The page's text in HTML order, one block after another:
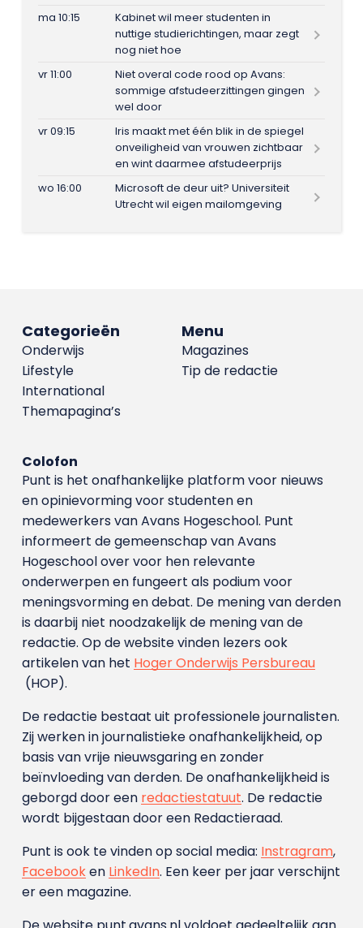
ma 10:15
Kabinet wil meer studenten in
nuttige studierichtingen, maar zegt
nog niet hoe
vr 11:00
Niet overal code rood op Avans:
sommige afstudeerzittingen gingen
wel door
vr 09:15
Iris maakt met één blik in de spiegel
onveiligheid van vrouwen zichtbaar
en wint daarmee afstudeerprijs
wo 16:00
Microsoft de deur uit? Universiteit
Utrecht wil eigen mailomgeving
Menu
Magazines
Tip de redactie
Categorieën
Onderwijs
Lifestyle
International
Themapagina’s
Colofon
Punt is het onafhankelijke platform voor nieuws
en opinievorming voor studenten en
medewerkers van Avans Hoge­school. Punt
informeert de gemeenschap van Avans
Hogeschool over voor hen relevante
onderwerpen en fungeert als podium voor
meningsvorming en debat. De mening van derden
is daarbij niet noodzakelijk de mening van de
redactie. Op de website vinden lezers ook
artikelen van het Hoger Onderwijs Persbureau
(HOP).
De redactie bestaat uit professionele journalisten.
Zij werken in journalistieke onafhankelijkheid, op
basis van vrije nieuwsgaring en zonder
beïnvloeding van derden. De onafhankelijkheid is
geborgd door een redactiestatuut. De redactie
wordt bijgestaan door een Redactieraad.
Punt is ook te vinden op social media: Instragram,
Facebooken LinkedIn. Een keer per jaar verschijnt
er een magazine.